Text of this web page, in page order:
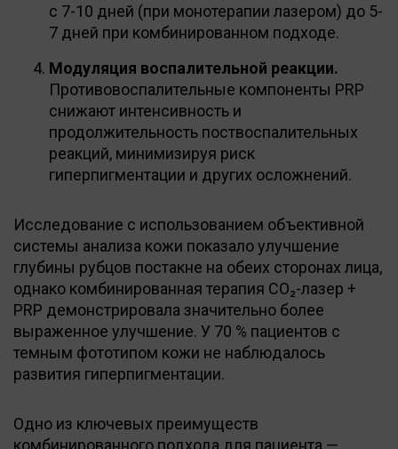
с 7-10 дней (при монотерапии лазером) до 5-
7 дней при комбинированном подходе.
Модуляция воспалительной реакции.
Противовоспалительные компоненты PRP
снижают интенсивность и
продолжительность поствоспалительных
реакций, минимизируя риск
гиперпигментации и других осложнений.
Исследование с использованием объективной
системы анализа кожи показало улучшение
глубины рубцов постакне на обеих сторонах лица,
однако комбинированная терапия CO₂-лазер +
PRP демонстрировала значительно более
выраженное улучшение. У 70 % пациентов с
темным фототипом кожи не наблюдалось
развития гиперпигментации.
Одно из ключевых преимуществ
комбинированного подхода для пациента —